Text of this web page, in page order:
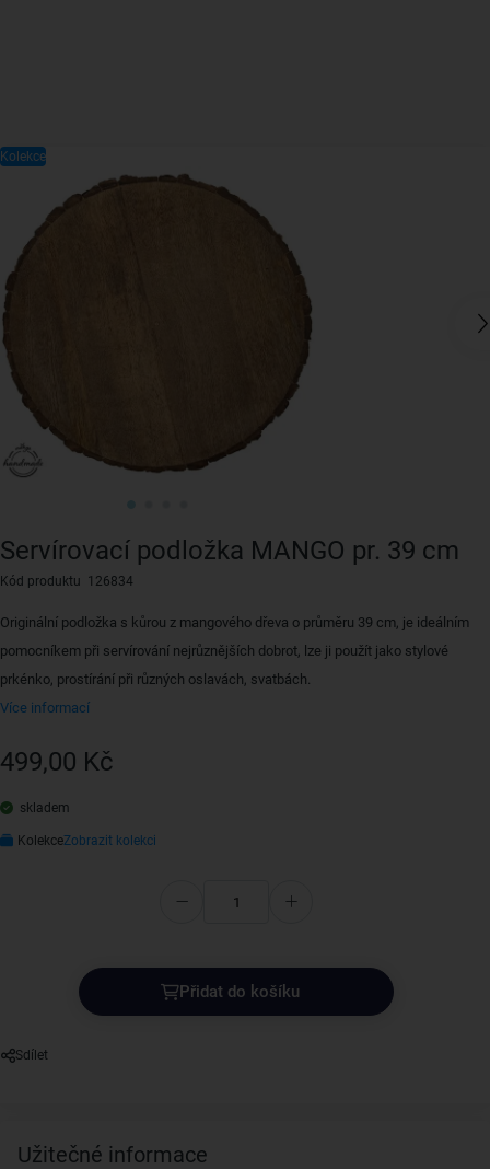
Servírovací podložka MANGO pr. 39 cm
Kód produktu 126834
Originální podložka s kůrou z mangového dřeva o průměru 39 cm, je ideálním
pomocníkem při servírování nejrůznějších dobrot, lze ji použít jako stylové
prkénko, prostírání při různých oslavách, svatbách.
Více informací
499,00 Kč
skladem
KolekceZobrazit kolekci
Přidat do košíku
Sdílet
Kolekce
Užitečné informace